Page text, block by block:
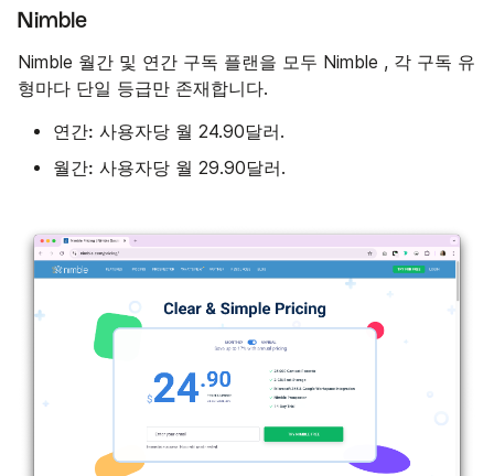
Nimble
Nimble 월간 및 연간 구독 플랜을 모두 Nimble , 각 구독 유
형마다 단일 등급만 존재합니다.
연간: 사용자당 월 24.90달러.
월간: 사용자당 월 29.90달러.